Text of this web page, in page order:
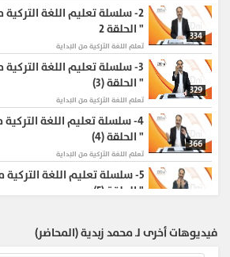
334
2- سلسلة تعليم اللغة التركية
" الحلقة 2
تعلم اللغة التركية من البداية
329
3- سلسلة تعليم اللغة التركية
" الحلقة (3)
تعلم اللغة التركية من البداية
366
4- سلسلة تعليم اللغة
" الحلقة (4)
تعلم اللغة التركية من البداية
5- سلسلة تعليم اللغة التركية
" الحلقة (5)
370
6- سلسلة تعليم اللغة
زبدية " الحلقة ( 6 )
فيديوهات أخرى لـ محمد زبدية (المحاضر)